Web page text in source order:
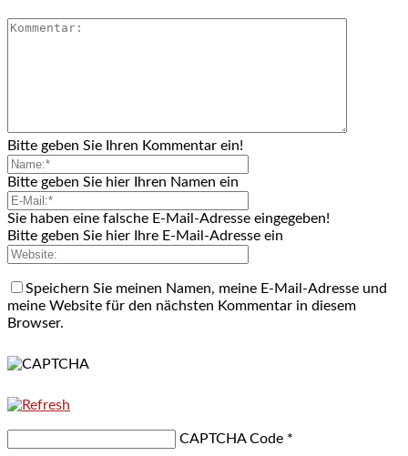
Bitte geben Sie Ihren Kommentar ein!
Bitte geben Sie hier Ihren Namen ein
Sie haben eine falsche E-Mail-Adresse eingegeben!
Bitte geben Sie hier Ihre E-Mail-Adresse ein
Speichern Sie meinen Namen, meine E-Mail-Adresse und
meine Website für den nächsten Kommentar in diesem
Browser.
CAPTCHA Code *